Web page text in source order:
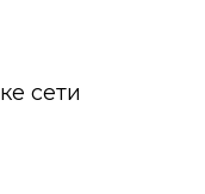
сети